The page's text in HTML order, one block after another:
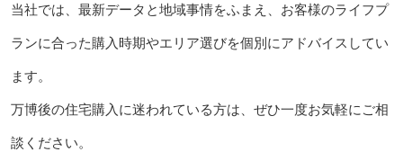
当社では、最新データと地域事情をふまえ、お客様のライフプ
ランに合った購入時期やエリア選びを個別にアドバイスしてい
ます。
万博後の住宅購入に迷われている方は、ぜひ一度お気軽にご相
談ください。